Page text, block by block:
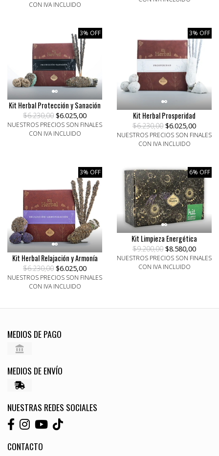
CON IVA INCLUIDO
3% OFF
Kit Herbal Protección y Sanación
$6.230,00 $6.025,00
NUESTROS PRECIOS SON FINALES
CON IVA INCLUIDO
3% OFF
Kit Herbal Prosperidad
$6.230,00 $6.025,00
NUESTROS PRECIOS SON FINALES
CON IVA INCLUIDO
3% OFF
Kit Herbal Relajación y Armonía
$6.230,00 $6.025,00
NUESTROS PRECIOS SON FINALES
CON IVA INCLUIDO
6% OFF
Kit Limpieza Energética
$9.200,00 $8.580,00
NUESTROS PRECIOS SON FINALES
CON IVA INCLUIDO
MEDIOS DE PAGO
MEDIOS DE ENVÍO
NUESTRAS REDES SOCIALES
CONTACTO